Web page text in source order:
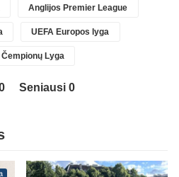
Anglijos Premier League
UEFA Europos lyga
Čempionų Lyga
Seniausi 0